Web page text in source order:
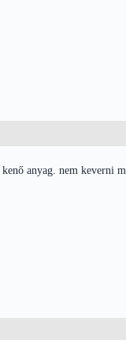
kenő anyag. nem